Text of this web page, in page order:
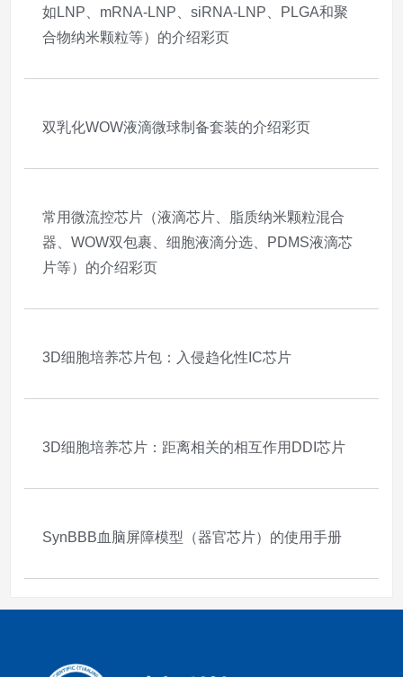
如LNP、mRNA-LNP、siRNA-LNP、PLGA和聚
合物纳米颗粒等）的介绍彩页
双乳化WOW液滴微球制备套装的介绍彩页
常用微流控芯片（液滴芯片、脂质纳米颗粒混合
器、WOW双包裹、细胞液滴分选、PDMS液滴芯
片等）的介绍彩页
3D细胞培养芯片包：入侵趋化性IC芯片
3D细胞培养芯片：距离相关的相互作用DDI芯片
SynBBB血脑屏障模型（器官芯片）的使用手册